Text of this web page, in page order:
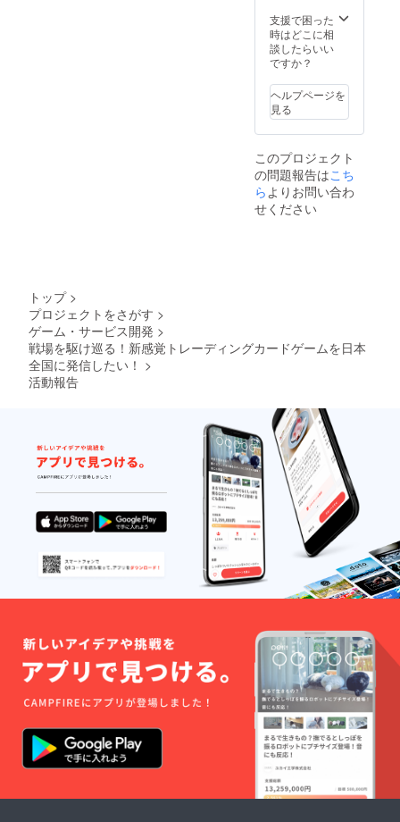
※上位掲
載順
は、支
援プラ
先着順
いたし
ます ※
複数の
プラ
ン、ま
た同じ
プラン
させて
に反す
るお名
前や、
運営が
不適切
と判断
したお
名前は
変更の
お願い
をする
ことが
ありま
す
ついて
※掲載期
間：
2025年
から事
業が存
続する
限り掲
載方
法：文
字の
み、ロ
ゴ／バ
るお名
※上位掲
載順
は、支
援プラ
ン及び
先着順
に掲載
いたし
ます ※
複数の
プラ
ン、ま
た同じ
プラン
いただ
いた場
合も掲
載させ
て頂く
お名前
は1つと
させて
頂きま
す ※公
に反す
す ■ス
ター
ター
デッキ4
仕様
火・
水・
木・土
種類の
スター
ター
デッキ
プレイ
ド、エ
フェク
ルド
カード
が合計
50枚
入って
いま
す。 各
属性の
スター
ター
デッキ
の内容
は全て
同じ
が入っ
ていま
す。 製
品の特
性上、
同じ
カード
が複数
枚入っ
ことが
ありま
す。 収
があり
ます。
製造工
程上、
に小さ
な傷が
入る可
能性が
す ※配
送先の
指定は
日本国
内のみ
※掲載期
間：
業が存
続する
限り掲
載 ※掲
載方
法：文
字の
み、ロ
ゴ／バ
ナーの
掲載は
不可 ※
支援
時、必
欄に希
望され
るお名
前をご
記入く
ださい
※上位掲
載順
は、支
ン及び
先着順
に掲載
の指定
は日本
国内の
みで
コラボ
カード
作成の
確認事
望イラ
ストに
版権が
ある場
合、購
りま
す。 ・
カード
効果の
方向性
につい
てご相
談可能
です
が、
カード
パワー
やイラ
ストの
細かい
調整に
は運営
側で最
終決定
を行い
ます。
・制作
したオ
リジナ
ルカー
いては
制作
後、全
支援で困った
時はどこに相
談したらいい
ですか？
ヘルプページを
見る
このプロジェクト
の問題報告はこち
らよりお問い合わ
せください
トップ >
プロジェクトをさがす >
ゲーム・サービス開発 >
戦場を駆け巡る！新感覚トレーディングカードゲームを日本
全国に発信したい！ >
活動報告